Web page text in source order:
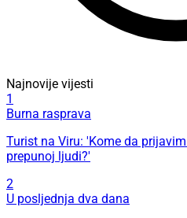
Najnovije vijesti
1
Burna rasprava
Turist na Viru: 'Kome da
prepunoj ljudi?'
2
U posljednja dva dana